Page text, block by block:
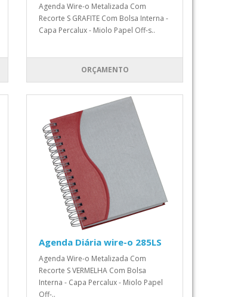
Agenda Wire-o Metalizada Com
Recorte S GRAFITE Com Bolsa Interna -
Capa Percalux - Miolo Papel Off-s..
ORÇAMENTO
Agenda Diária wire-o 285LS
Agenda Wire-o Metalizada Com
Recorte S VERMELHA Com Bolsa
Interna - Capa Percalux - Miolo Papel
Off-..